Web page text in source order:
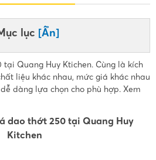
lục [Ẩn]
Quang Huy Ktichen. Cùng là kích
liệu khác nhau, mức giá khác nhau
dàng lựa chọn cho phù hợp. Xem
dao thớt 250 tại Quang Huy
Kitchen